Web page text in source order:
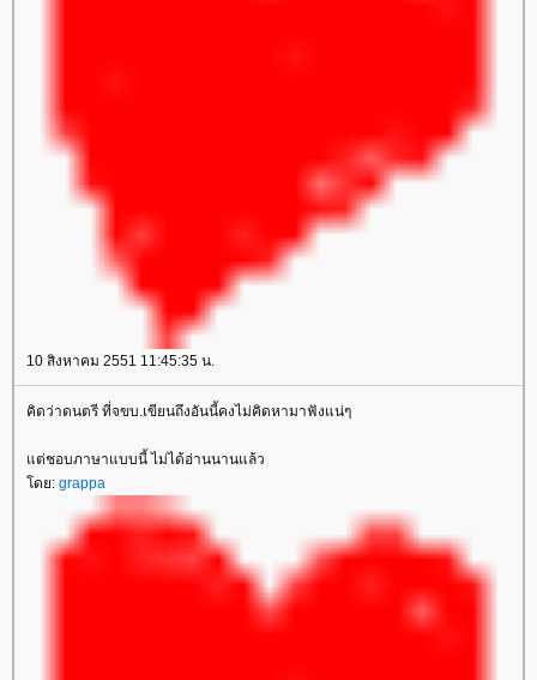
10 สิงหาคม 2551 11:45:35 น.
คิดว่าดนตรี ที่จขบ.เขียนถึงอันนี้คงไม่คิดหามาฟังแน่ๆ
ต่ชอบภาษาแบบนี้ ไม่ได้อ่านนานแล้ว
ดย: grappa